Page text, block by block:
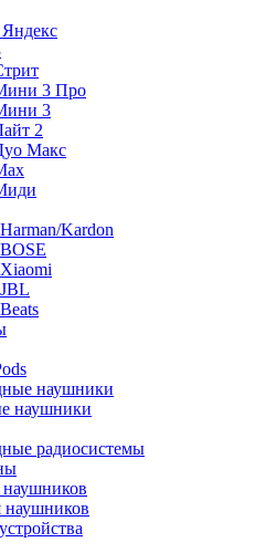
3 Про
3
2
Макс
Kardon
наушники
наушники
радиосистемы
наушников
наушников